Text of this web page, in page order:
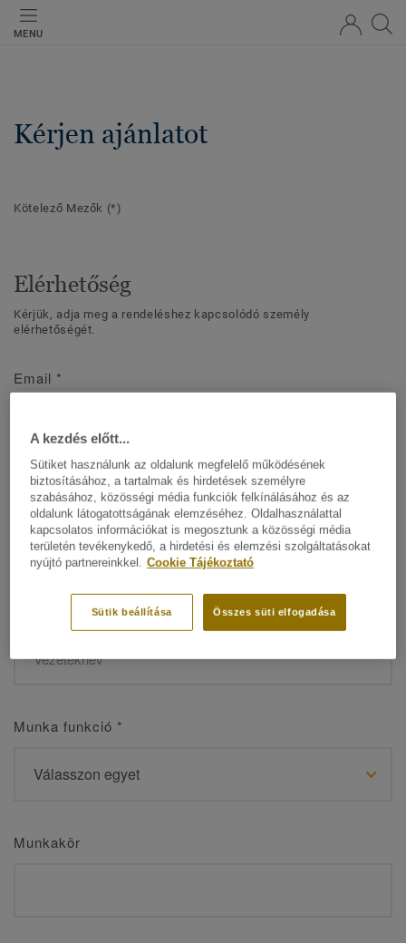
MENU
Kérjen ajánlatot
Kötelező Mezők (*)
Elérhetőség
Kérjük, adja meg a rendeléshez kapcsolódó személy
elérhetőségét.
Email *
Név*
Vezetéknév*
Munka funkció *
Munkakör
A kezdés előtt...
Sütiket használunk az oldalunk megfelelő működésének
biztosításához, a tartalmak és hirdetések személyre
szabásához, közösségi média funkciók felkínálásához és az
oldalunk látogatottságának elemzéséhez. Oldalhasználattal
kapcsolatos információkat is megosztunk a közösségi média
területén tevékenykedő, a hirdetési és elemzési szolgáltatásokat
nyújtó partnereinkkel. Cookie Tájékoztató
Összes süti elfogadása
Sütik beállítása